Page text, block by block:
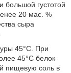
большой густотой
20 мас. %
сыра
45°С. При
45°С белок
пищевую соль в